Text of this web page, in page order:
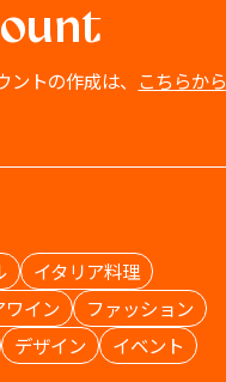
ントの作成は、 こちらから
イタリア料理
ワイン
ファッション
デザイン イベント